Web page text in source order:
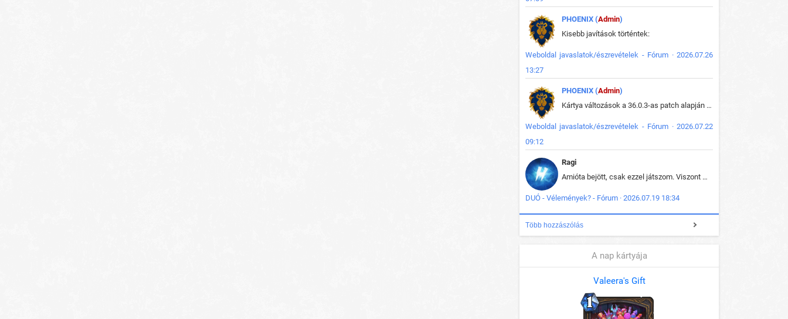
PHOENIX (Admin)
Kisebb javítások történtek:
Weboldal javaslatok/észrevételek - Fórum · 2026.07.26
13:27
PHOENIX (Admin)
Kártya változások a 36.0.3-as patch alapján frissítve az adatbázisban (képek is cserélve).
Weboldal javaslatok/észrevételek - Fórum · 2026.07.22
09:12
Ragi
Amióta bejött, csak ezzel játszom. Viszont mint minden más - akár az alapjáték is, ez is baromira összetett lett. Néha már pár kör után is esélytelen az egész. Vagy irreállisan túltápol valaki, vagy lelép a partner, vagy csak hülye mint a segg. És amikor eljönne az én időm, na akkor jön el mindenki másé is. Engem jobban érdekelne, hogy ki milyen ratingen szokott játszani. Na ez lenne egy érdekes adat.
DUÓ - Vélemények? - Fórum · 2026.07.19 18:34
Több hozzászólás
A nap kártyája
Valeera's Gift